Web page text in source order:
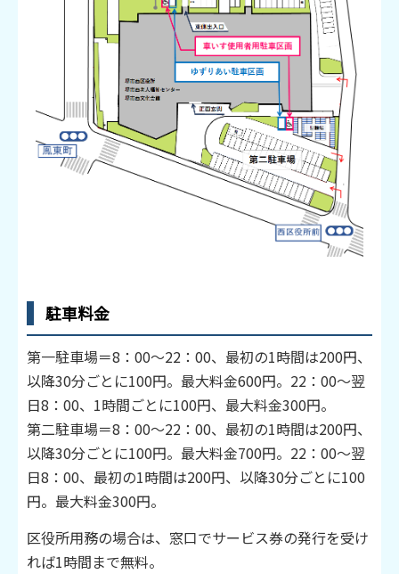
駐車料金
第一駐車場＝8：00～22：00、最初の1時間は200円、
以降30分ごとに100円。最大料金600円。22：00～翌
日8：00、1時間ごとに100円、最大料金300円。
第二駐車場＝8：00～22：00、最初の1時間は200円、
以降30分ごとに100円。最大料金700円。22：00～翌
日8：00、最初の1時間は200円、以降30分ごとに100
円。最大料金300円。
区役所用務の場合は、窓口でサービス券の発行を受け
れば1時間まで無料。